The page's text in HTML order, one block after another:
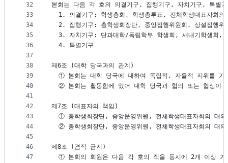
32
33
34
35
36
37
38
39
40
41
42
43
44
45
46
47
본회는 다음 각 호의 의결기구, 집행기구, 자치기구, 특별
1. 의결기구: 학생총회, 학생총투표, 전체학생대표자회의
2. 집행기구: 총학생회장단, 중앙집행위원회, 상설집행위
3. 자치기구: 단과대학/독립학부 학생회, 새내기학생회,
  4. 특별기구
제6조 (대학 당국과의 관계)
① 본회는 대학 당국에 대하여 독립적, 자율적 지위를 가
② 본회는 활동함에 있어 대학 당국과 협의 또는 협상이
제7조 (대표자의 책임)
① 총학생회장단, 중앙운영위원, 전체학생대표자회의 대
② 총학생회장단, 중앙운영위원, 전체학생대표자회의 대
제8조 (겸직 금지)
① 본회의 회원은 다음 각 호의 직을 동시에 2개 이상 가